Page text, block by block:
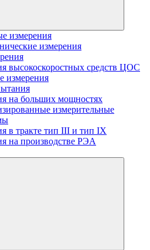
измерения
измерения
высокоскоростных средств ЦОС
измерения
на больших мощностях
измерительные
в тракте тип III и тип IX
на производстве РЭА